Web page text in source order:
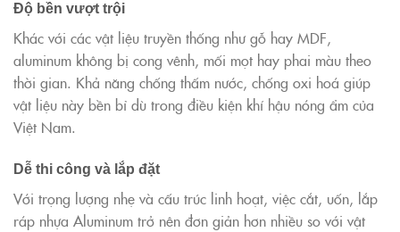
Độ bền vượt trội
Khác với các vật liệu truyền thống như gỗ hay MDF,
aluminum không bị cong vênh, mối mọt hay phai màu theo
thời gian. Khả năng chống thấm nước, chống oxi hoá giúp
vật liệu này bền bỉ dù trong điều kiện khí hậu nóng ẩm của
Việt Nam.
Dễ thi công và lắp đặt
Với trọng lượng nhẹ và cấu trúc linh hoạt, việc cắt, uốn, lắp
ráp nhựa Aluminum trở nên đơn giản hơn nhiều so với vật